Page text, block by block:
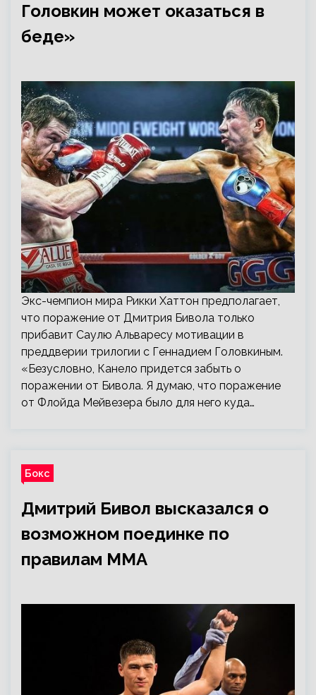
Головкин может оказаться в
беде»
Экс-чемпион мира Рикки Хаттон предполагает,
что поражение от Дмитрия Бивола только
прибавит Саулю Альваресу мотивации в
преддверии трилогии с Геннадием Головкиным.
«Безусловно, Канело придется забыть о
поражении от Бивола. Я думаю, что поражение
от Флойда Мейвезера было для него куда…
Бокс
Дмитрий Бивол высказался о
возможном поединке по
правилам ММА